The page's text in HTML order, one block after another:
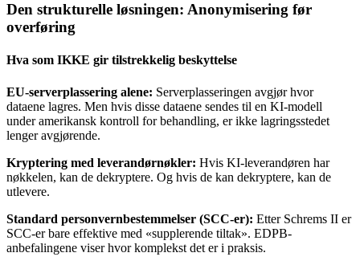
Den strukturelle løsningen: Anonymisering før
overføring
Hva som IKKE gir tilstrekkelig beskyttelse
EU-serverplassering alene: Serverplasseringen avgjør hvor
dataene lagres. Men hvis disse dataene sendes til en KI-modell
under amerikansk kontroll for behandling, er ikke lagringsstedet
lenger avgjørende.
Kryptering med leverandørnøkler: Hvis KI-leverandøren har
nøkkelen, kan de dekryptere. Og hvis de kan dekryptere, kan de
utlevere.
Standard personvernbestemmelser (SCC-er): Etter Schrems II er
SCC-er bare effektive med «supplerende tiltak». EDPB-
anbefalingene viser hvor komplekst det er i praksis.